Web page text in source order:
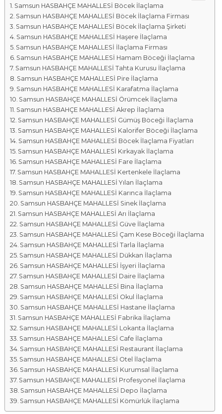
a
l
a
r
ı
Samsun HASBAHÇE MAHALLESİ Böcek İlaçlama
Samsun HASBAHÇE MAHALLESİ Böcek İlaçlama Firması
Samsun HASBAHÇE MAHALLESİ Böcek İlaçlama Şirketi
Samsun HASBAHÇE MAHALLESİ Haşere İlaçlama
Samsun HASBAHÇE MAHALLESİ İlaçlama Firması
Samsun HASBAHÇE MAHALLESİ Hamam Böceği İlaçlama
Samsun HASBAHÇE MAHALLESİ Tahta Kurusu İlaçlama
Samsun HASBAHÇE MAHALLESİ Pire İlaçlama
Samsun HASBAHÇE MAHALLESİ Karafatma İlaçlama
Samsun HASBAHÇE MAHALLESİ Örümcek İlaçlama
Samsun HASBAHÇE MAHALLESİ Akrep İlaçlama
Samsun HASBAHÇE MAHALLESİ Gümüş Böceği İlaçlama
Samsun HASBAHÇE MAHALLESİ Kalorifer Böceği İlaçlama
Samsun HASBAHÇE MAHALLESİ Böcek İlaçlama Fiyatları
Samsun HASBAHÇE MAHALLESİ Kırkayak İlaçlama
Samsun HASBAHÇE MAHALLESİ Fare İlaçlama
Samsun HASBAHÇE MAHALLESİ Kertenkele İlaçlama
Samsun HASBAHÇE MAHALLESİ Yılan İlaçlama
Samsun HASBAHÇE MAHALLESİ Karınca İlaçlama
Samsun HASBAHÇE MAHALLESİ Sinek İlaçlama
Samsun HASBAHÇE MAHALLESİ Arı İlaçlama
Samsun HASBAHÇE MAHALLESİ Güve İlaçlama
Samsun HASBAHÇE MAHALLESİ Çam Kese Böceği İlaçlama
Samsun HASBAHÇE MAHALLESİ Tarla İlaçlama
Samsun HASBAHÇE MAHALLESİ Dükkan İlaçlama
Samsun HASBAHÇE MAHALLESİ İşyeri İlaçlama
Samsun HASBAHÇE MAHALLESİ Daire İlaçlama
Samsun HASBAHÇE MAHALLESİ Bina İlaçlama
Samsun HASBAHÇE MAHALLESİ Okul İlaçlama
Samsun HASBAHÇE MAHALLESİ Hastane İlaçlama
Samsun HASBAHÇE MAHALLESİ Fabrika İlaçlama
Samsun HASBAHÇE MAHALLESİ Lokanta İlaçlama
Samsun HASBAHÇE MAHALLESİ Cafe İlaçlama
Samsun HASBAHÇE MAHALLESİ Restaurant İlaçlama
Samsun HASBAHÇE MAHALLESİ Otel İlaçlama
Samsun HASBAHÇE MAHALLESİ Kurumsal İlaçlama
Samsun HASBAHÇE MAHALLESİ Profesyonel İlaçlama
Samsun HASBAHÇE MAHALLESİ Depo İlaçlama
Samsun HASBAHÇE MAHALLESİ Kömürlük İlaçlama